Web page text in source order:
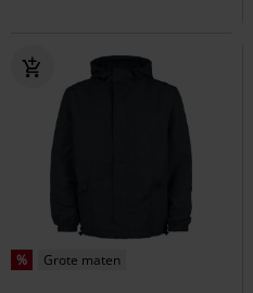
% Grote maten